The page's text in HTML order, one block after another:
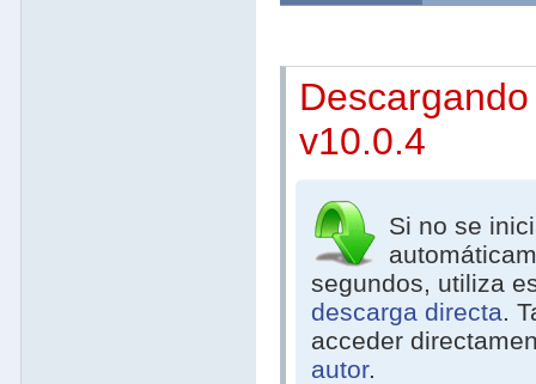
v10.0.4
Si no se
segundos, utiliza
descarga directa.
acceder
autor.